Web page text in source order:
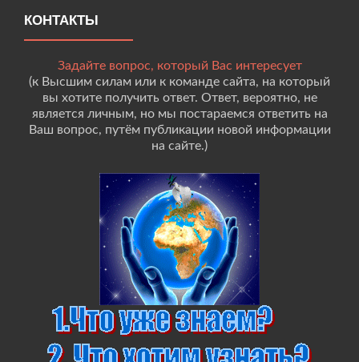
КОНТАКТЫ
Задайте вопрос, который Вас интересует
(к Высшим силам или к команде сайта, на который
вы хотите получить ответ. Ответ, вероятно, не
является личным, но мы постараемся ответить на
Ваш вопрос, путём публикации новой информации
на сайте.)